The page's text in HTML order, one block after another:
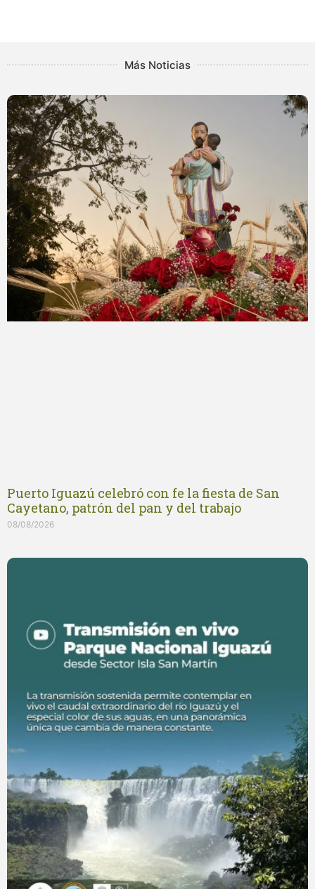
Más Noticias
Puerto Iguazú celebró con fe la fiesta de San
Cayetano, patrón del pan y del trabajo
08/08/2026